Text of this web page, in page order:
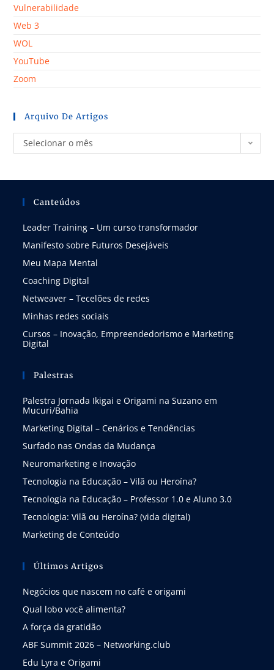
Vulnerabilidade
Web 3
WOL
YouTube
Zoom
Arquivo De Artigos
Selecionar o mês
Canteúdos
Leader Training – Um curso transformador
Manifesto sobre Futuros Desejáveis
Meu Mapa Mental
Coaching Digital
Netweaver – Tecelões de redes
Minhas redes sociais
Cursos – Inovação, Empreendedorismo e Marketing
Digital
Palestras
Palestra Jornada Ikigai e Origami na Suzano em
Mucuri/Bahia
Marketing Digital – Cenários e Tendências
Surfado nas Ondas da Mudança
Neuromarketing e Inovação
Tecnologia na Educação – Vilã ou Heroína?
Tecnologia na Educação – Professor 1.0 e Aluno 3.0
Tecnologia: Vilã ou Heroína? (vida digital)
Marketing de Conteúdo
Últimos Artigos
Negócios que nascem no café e origami
Qual lobo você alimenta?
A força da gratidão
ABF Summit 2026 – Networking.club
Edu Lyra e Origami